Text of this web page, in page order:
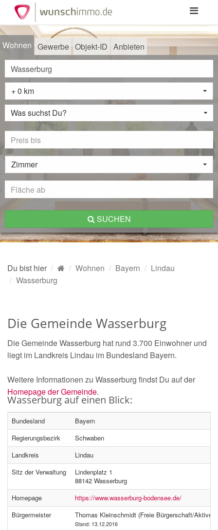
Toggle
Wohnen Gewerbe Objekt-ID Anbieten
+ 0 km
Was suchst Du?
Zimmer
SUCHEN
Du bist hier Wohnen Bayern
Lindau
Wasserburg
Die Gemeinde Wasserburg
Die Gemeinde Wasserburg hat rund 3.700 Einwohner und
liegt im Landkreis Lindau im Bundesland Bayern.
Weitere Informationen zu Wasserburg findst Du auf der
Homepage der Gemeinde.
Wasserburg auf einen Blick:
Bundesland
Bayern
Regierungsbezirk
Schwaben
Landkreis
Lindau
Sitz der Verwaltung
Lindenplatz 1
88142 Wasserburg
Homepage
https://www.wasserburg-bodensee.de/
Bürgermeister
Thomas Kleinschmidt (Freie Bürgerschaft/Aktive
Stand: 13.12.2016